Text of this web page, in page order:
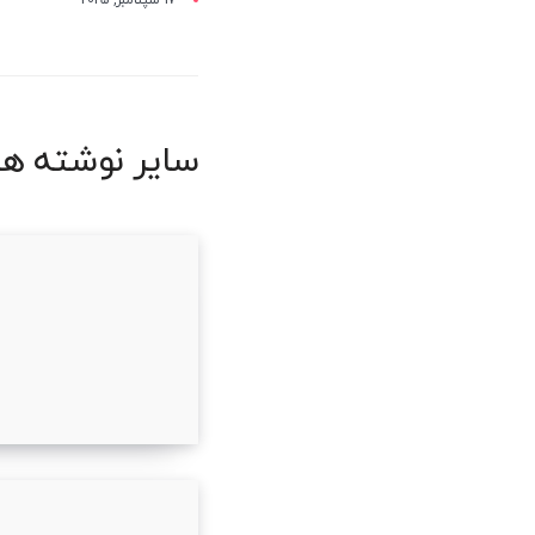
سایر نوشته